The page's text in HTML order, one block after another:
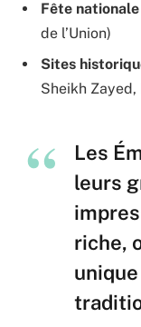
Fête nationale
de l’Union)
Sites
Sheikh Zayed,
Les
leurs
riche,